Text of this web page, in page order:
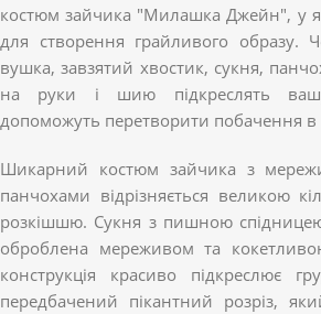
костюм зайчика "Милашка Джейн", у
для створення грайливого образу.
вушка, завзятий хвостик, сукня,
на руки і шию підкреслять вашу
допоможуть перетворити побачення в
Шикарний костюм зайчика з
панчохами відрізняється великою
розкішшю. Сукня з пишною
оброблена мереживом та
конструкція красиво підкреслює
передбачений пікантний розріз,